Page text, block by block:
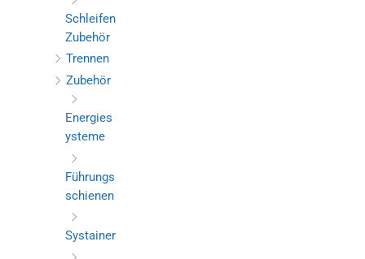
Schleifen
Zubehör
Trennen
Zubehör
Energies
ysteme
Führungs
schienen
Systainer